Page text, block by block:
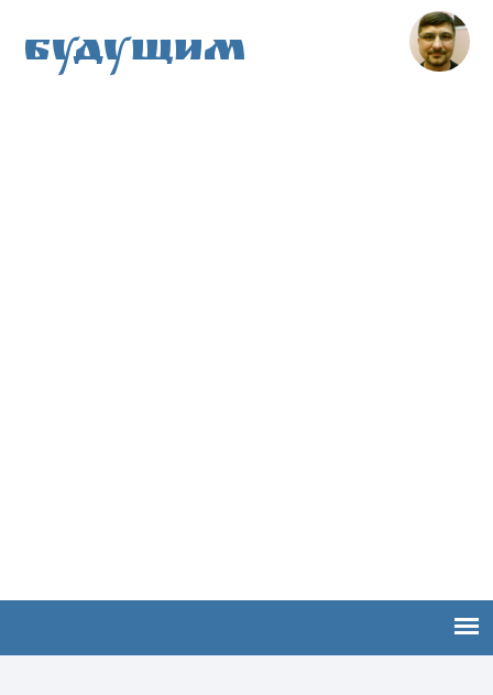
Будущим